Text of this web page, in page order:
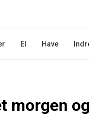
El Have
morgen